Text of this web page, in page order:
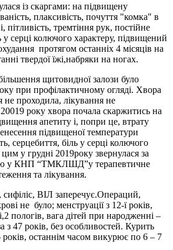
із скаргами: на підвищену
плаксивість, почуття "комка" в
пітливість, тремтіння рук, постійне
у серці колючого характеру, підвищений
протягом останніх 4 місяців на
твердої їжі,набряки на ногах.
щитовидної залози було
при профілактичному огляді. Хвора
проходила, лікування не
року хвора почала скаржитись на
апетиту і, попри це, втрату
підвищеної температури
серцебиття, біль у серці колючого
у грудні 2019року звернулася за
у КНП “ТМКЛШД”у терапевтичне
та лікування.
сифіліс, ВІЛ заперечує.Операций,
не було; менструації з 12-ї років,
пологів, вага дітей при народженні –
з 47 років, без особливостей. Курить
років, останнім часом викурює по 6 – 7